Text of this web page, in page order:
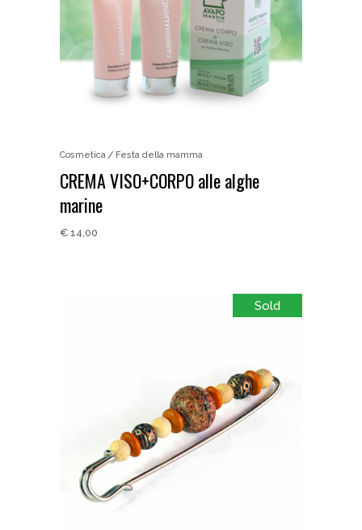
Cosmetica Festa della mamma
CREMA VISO+CORPO alle alghe
marine
€ 14,00
Sold